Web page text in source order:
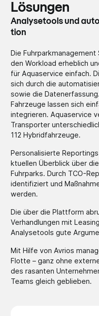
Lösungen
Analys­etools­ und
tion
Die
den Workload erheblich
für Aquase­rvice einfach.
sich durch die
sowie die
Fahrzeuge lassen sich
integr­ieren. Aquase­rvice
Transp­orter
112 Hybrid­fahrze­uge.
Person­alisie­rte
ktuell­en Überblick über
Fuhrparks. Durch TCO-
identi­fizier­t und
werden.
Die über die Plattform
Verhan­dlunge­n mit
Analys­etools­ gute
Mit Hilfe von Avrios
Flotte – ganz ohne
des rasanten
Teams gleich geblieben.